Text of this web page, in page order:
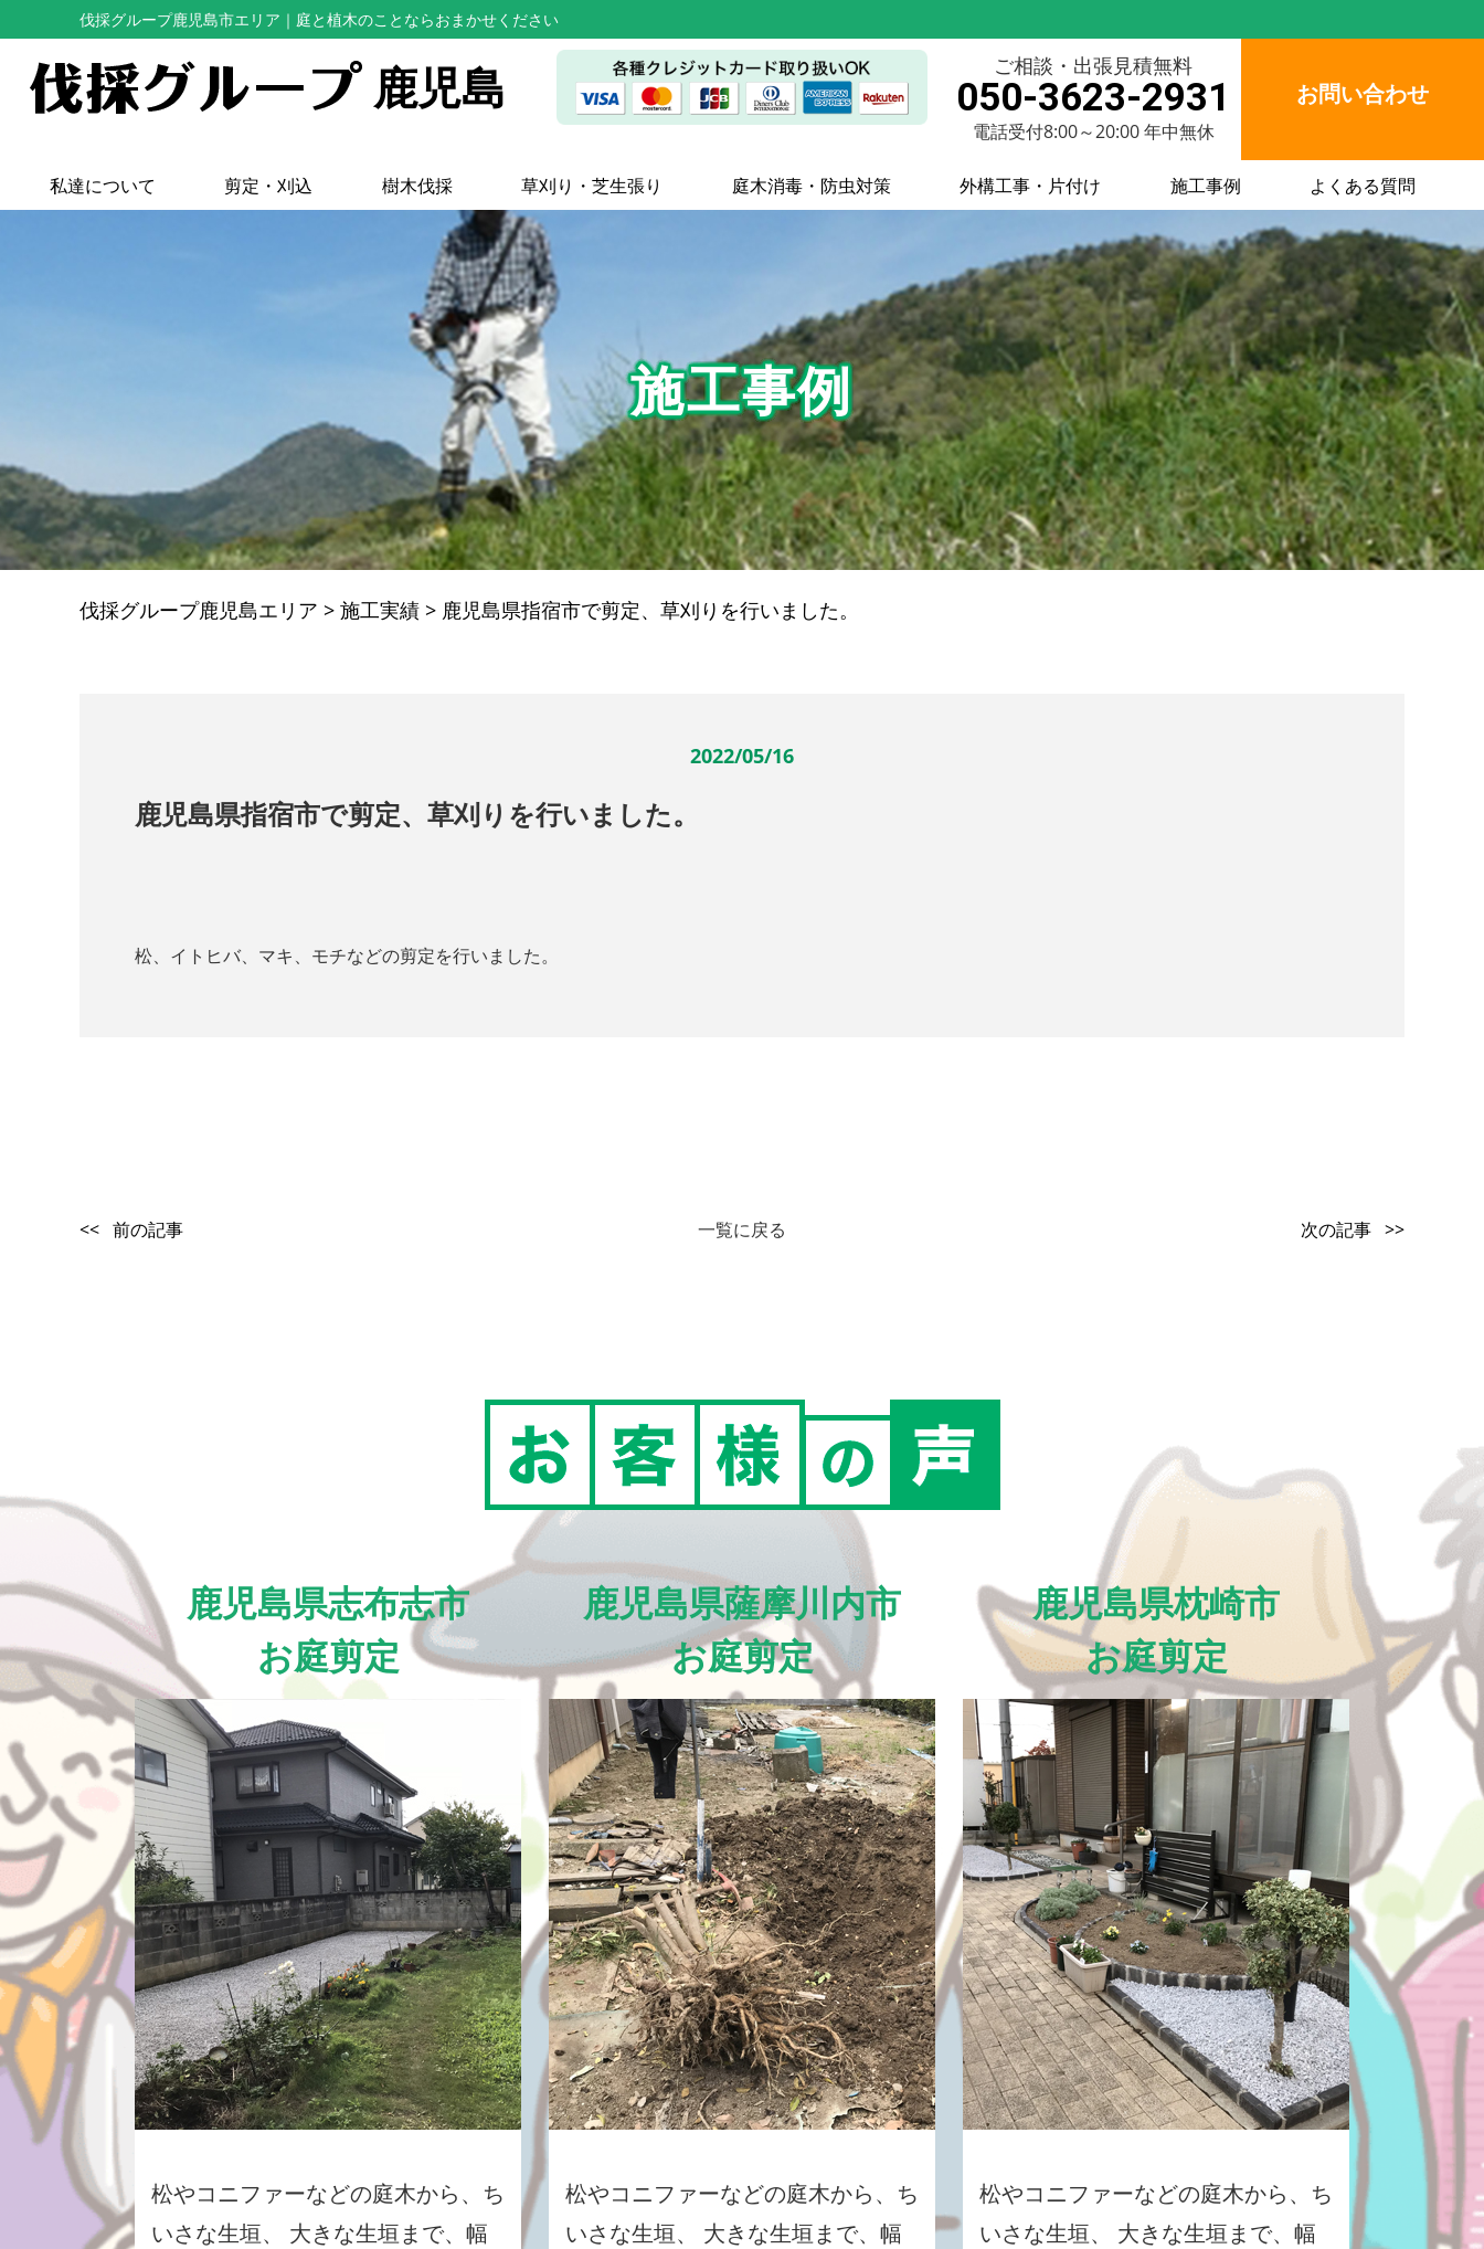
伐採グループ鹿児島市エリア ｜庭と植木のことならおまかせください
鹿児島 ご相談・出張見積無料
050-3623-2931
電話受付8:00～20:00 年中無休
お問い合わせ
私達について 剪定・刈込 樹木伐採 草刈り・芝生張り 庭木消毒・防虫対策 外構工事・片付け 施工事例 よくある質問
施工事例
伐採グループ鹿児島エリア > 施工実績 > 鹿児島県指宿市で剪定、草刈りを行いました。
2022/05/16
鹿児島県指宿市で剪定、草刈りを行いました。
松、イトヒバ、マキ、モチなどの剪定を行いました。
<< 前の記事 一覧に戻る 次の記事 >>
鹿児島県志布志市
お庭剪定
松やコニファーなどの庭木から、ち
いさな生垣、 大きな生垣まで、幅
鹿児島県薩摩川内市
お庭剪定
松やコニファーなどの庭木から、ち
いさな生垣、 大きな生垣まで、幅
鹿児島県枕崎市
お庭剪定
松やコニファーなどの庭木から、ち
いさな生垣、 大きな生垣まで、幅